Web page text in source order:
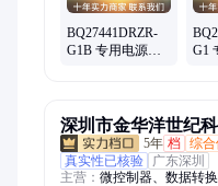
ad712jrz精密运放、
op162gsz精密运放、
BQ27441DRZR-
G1B 专用电源管
G1
深圳市金华洋世纪
5年 档 综
真实性已核验
广东深圳
主营： 微控制器、数据转